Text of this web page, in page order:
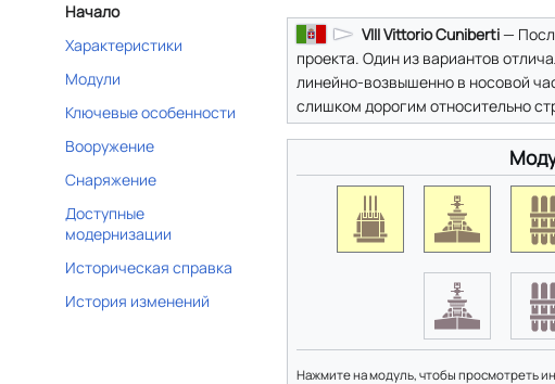
Начало
Характеристики
Модули
Ключевые особенности
Вооружение
Снаряжение
Доступные
модернизации
Историческая справка
История изменений
VIII Vittorio Cuniberti—
проекта. Один из вариантов
линейно-возвышенно в носовой
слишком дорогим относительно
Нажмите на модуль, чтобы просмотреть